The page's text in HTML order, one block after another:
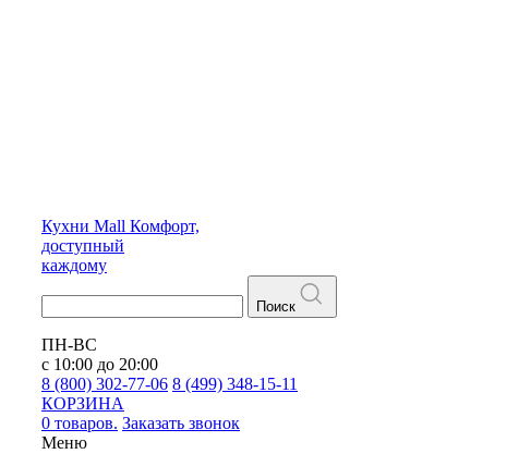
Кухни Mall Комфорт,
доступный
каждому
Поиск
ПН-ВС
с 10:00 до 20:00
8 (800) 302-77-06 8 (499) 348-15-11
КОРЗИНА
0 товаров. Заказать звонок
Меню